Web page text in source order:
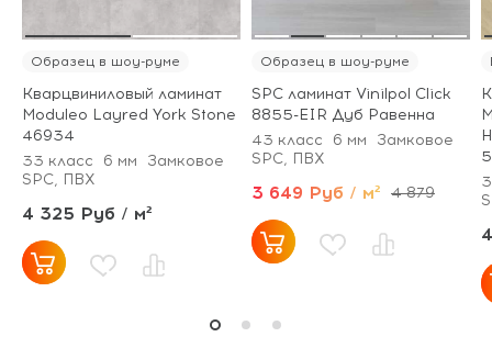
Образец в шоу-руме
Кварцвиниловый ламинат
Moduleo Layred York Stone
46934
33 класс
6 мм
Замковое
SPC, ПВХ
4 325 Руб / м²
Образец в шоу-руме
SPC ламинат Vinilpol Click
8855-EIR Дуб Равенна
43 класс
6 мм
Замковое
SPC, ПВХ
3 649 Руб / м² 4 879